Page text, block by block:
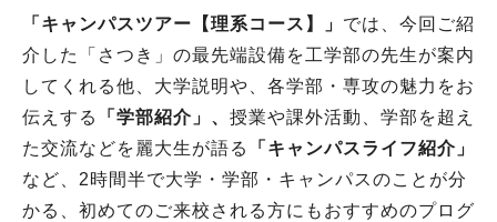
「キャンパスツアー【理系コース】」 では、今回ご紹
介した「さつき」の最先端設備を工学部の先生が案内
してくれる他、大学説明や、各学部・専攻の魅力をお
伝えする
「学部紹介」、 授業や課外活動、学部を超え
た交流などを麗大生が語る
「キャンパスライフ紹介」
など、2時間半で大学・学部・キャンパスのことが分
かる、初めてのご来校される方にもおすすめのプログ